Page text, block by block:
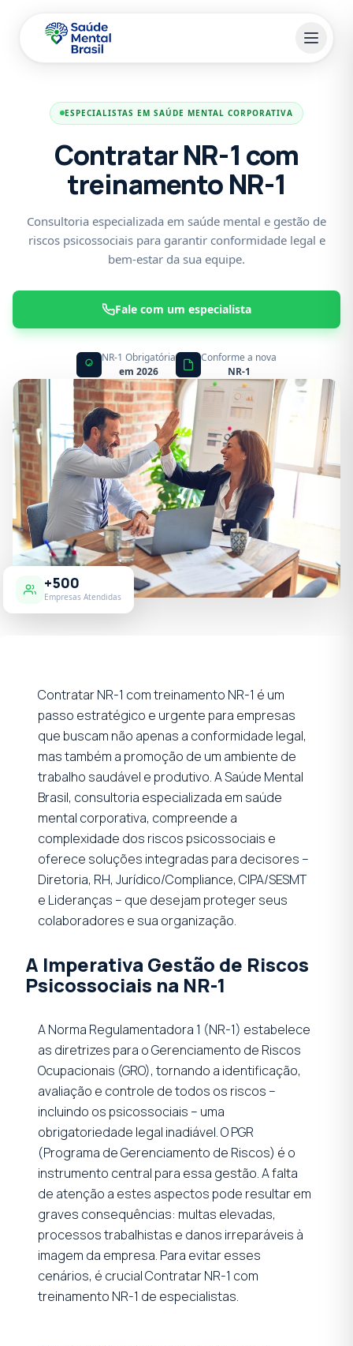
ESPECIALISTAS EM SAÚDE MENTAL CORPORATIVA
Contratar NR-1 com
treinamento NR-1
Consultoria especializada em saúde mental e gestão de
riscos psicossociais para garantir conformidade legal e
bem-estar da sua equipe.
Fale com um especialista
NR-1 Obrigatória
em 2026
Conforme a nova
NR-1
+500
Empresas Atendidas
Contratar NR-1 com treinamento NR-1 é um
passo estratégico e urgente para empresas
que buscam não apenas a conformidade legal,
mas também a promoção de um ambiente de
trabalho saudável e produtivo. A Saúde Mental
Brasil, consultoria especializada em saúde
mental corporativa, compreende a
complexidade dos riscos psicossociais e
oferece soluções integradas para decisores –
Diretoria, RH, Jurídico/Compliance, CIPA/SESMT
e Lideranças – que desejam proteger seus
colaboradores e sua organização.
A Imperativa Gestão de Riscos
Psicossociais na NR-1
A Norma Regulamentadora 1 (NR-1) estabelece
as diretrizes para o Gerenciamento de Riscos
Ocupacionais (GRO), tornando a identificação,
avaliação e controle de todos os riscos –
incluindo os psicossociais – uma
obrigatoriedade legal inadiável. O PGR
(Programa de Gerenciamento de Riscos) é o
instrumento central para essa gestão. A falta
de atenção a estes aspectos pode resultar em
graves consequências: multas elevadas,
processos trabalhistas e danos irreparáveis à
imagem da empresa. Para evitar esses
cenários, é crucial Contratar NR-1 com
treinamento NR-1 de especialistas.